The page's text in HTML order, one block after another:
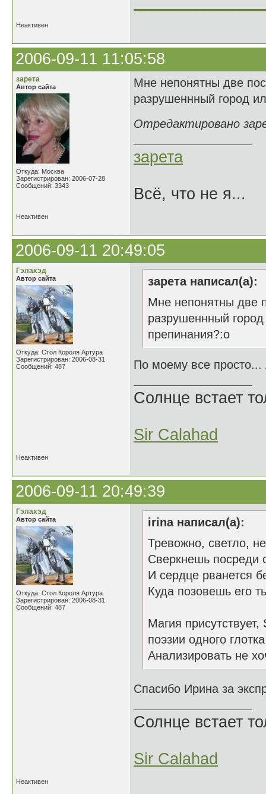
Неактивен
2006-09-11 11:05:58
зарета
Автор сайта
Откуда: Москва
Зарегистрирован: 2006-07-28
Сообщений: 3343
Мне непонятны две
разрушеннный город
Отредактировано
зарета
Всё, что не я...
Неактивен
2006-09-11 20:49:05
Гэлахэд
Автор сайта
Откуда: Стол Короля Артура
Зарегистрирован: 2006-08-31
Сообщений: 487
зарета написал(а):
Мне непонятны две
разрушеннный
препинания?:o
По моему все
Солнце встает
Sir Calahad
Неактивен
2006-09-11 20:49:39
Гэлахэд
Автор сайта
Откуда: Стол Короля Артура
Зарегистрирован: 2006-08-31
Сообщений: 487
irina написал(а):
Тревожно, светло,
Сверкнешь посреди
И сердце рванется
Куда позовешь его
Магия
поэзии одного
Анализировать не
Спасибо Ирина за
Солнце встает
Sir Calahad
Неактивен